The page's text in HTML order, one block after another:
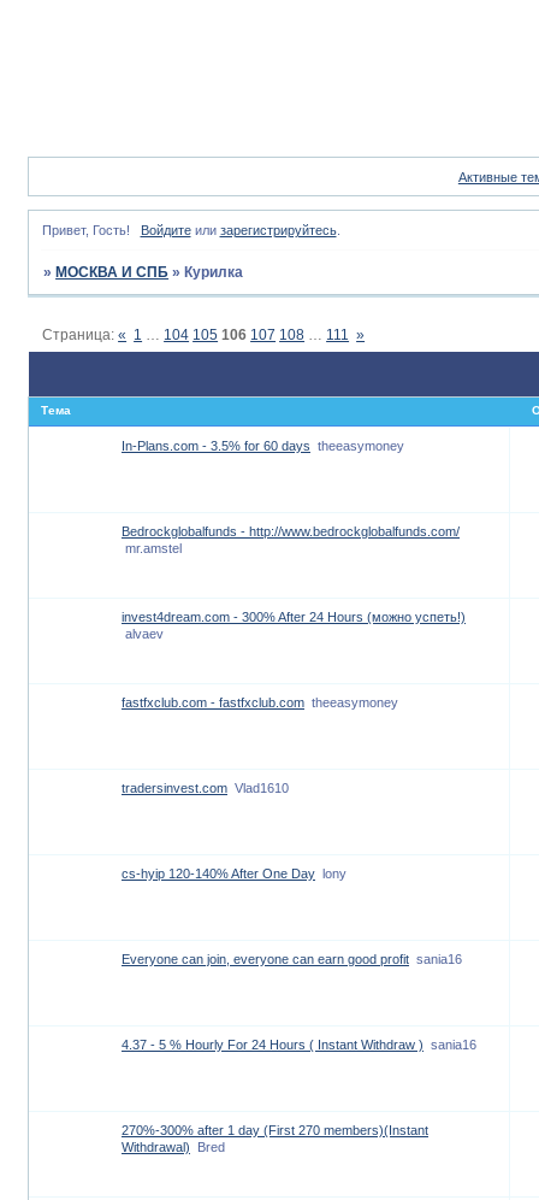
Активные
Привет, Гость! Войдитеили зарегистрируйтесь.
» МОСКВА И СПБ » Курилка
Страница:« 1 … 104 105 106 107 108 … 111 »
Тема
In-Plans.com - 3.5% for 60 days theeasymoney
Bedrockglobalfunds - http://www.bedrockglobalfunds.com/
mr.amstel
invest4dream.com - 300% After 24 Hours (можно успеть!)
alvaev
fastfxclub.com - fastfxclub.com theeasymoney
tradersinvest.com Vlad1610
cs-hyip 120-140% After One Day lony
Everyone can join, everyone can earn good profit sania16
4.37 - 5 % Hourly For 24 Hours ( Instant Withdraw ) sania16
270%-300% after 1 day (First 270 members)(Instant
Withdrawal)
Bred